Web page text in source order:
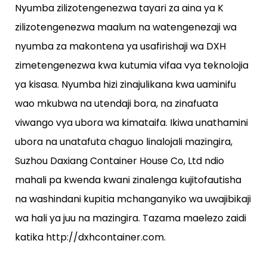
Nyumba zilizotengenezwa tayari za aina ya K
zilizotengenezwa maalum na watengenezaji wa
nyumba za makontena ya usafirishaji wa DXH
zimetengenezwa kwa kutumia vifaa vya teknolojia
ya kisasa. Nyumba hizi zinajulikana kwa uaminifu
wao mkubwa na utendaji bora, na zinafuata
viwango vya ubora wa kimataifa. Ikiwa unathamini
ubora na unatafuta chaguo linalojali mazingira,
Suzhou Daxiang Container House Co, Ltd ndio
mahali pa kwenda kwani zinalenga kujitofautisha
na washindani kupitia mchanganyiko wa uwajibikaji
wa hali ya juu na mazingira. Tazama maelezo zaidi
katika http://dxhcontainer.com.